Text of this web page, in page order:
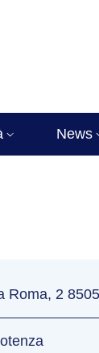
News
Roma, 2